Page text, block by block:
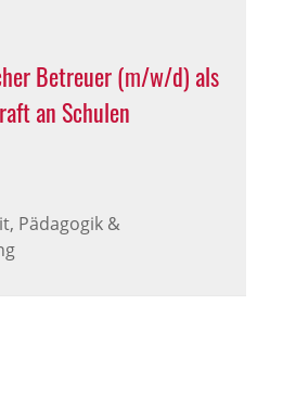
Betreuer (m/w/d) als
an Schulen
Pädagogik &